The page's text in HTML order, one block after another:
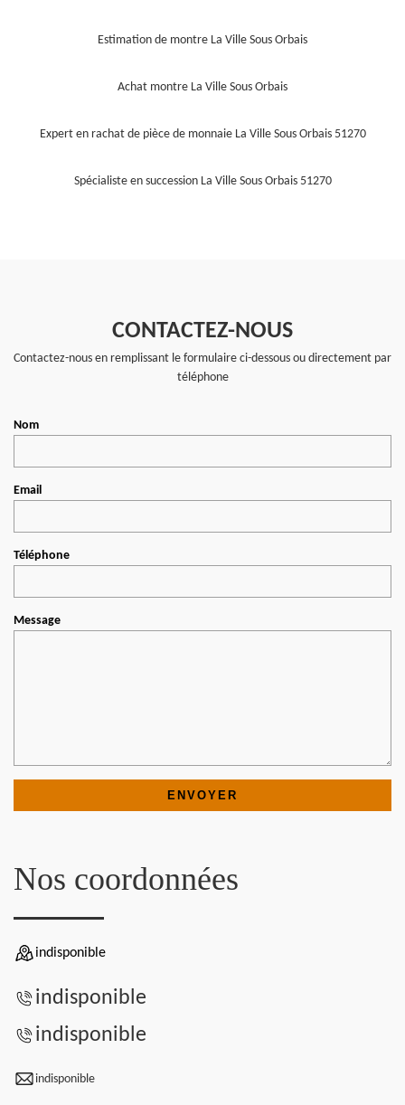
Estimation de montre La Ville Sous Orbais
Achat montre La Ville Sous Orbais
Expert en rachat de pièce de monnaie La Ville Sous Orbais 51270
Spécialiste en succession La Ville Sous Orbais 51270
CONTACTEZ-NOUS
Contactez-nous en remplissant le formulaire ci-dessous ou directement par
téléphone
Nom
Email
Téléphone
Message
Nos coordonnées
indisponible
indisponible
indisponible
indisponible